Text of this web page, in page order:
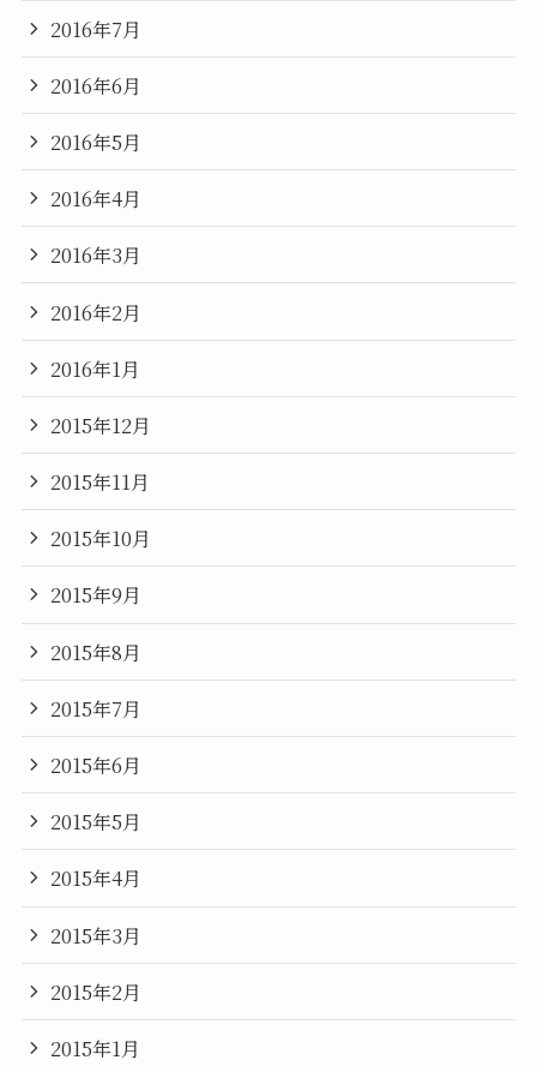
2016年7月
2016年6月
2016年5月
2016年4月
2016年3月
2016年2月
2016年1月
2015年12月
2015年11月
2015年10月
2015年9月
2015年8月
2015年7月
2015年6月
2015年5月
2015年4月
2015年3月
2015年2月
2015年1月